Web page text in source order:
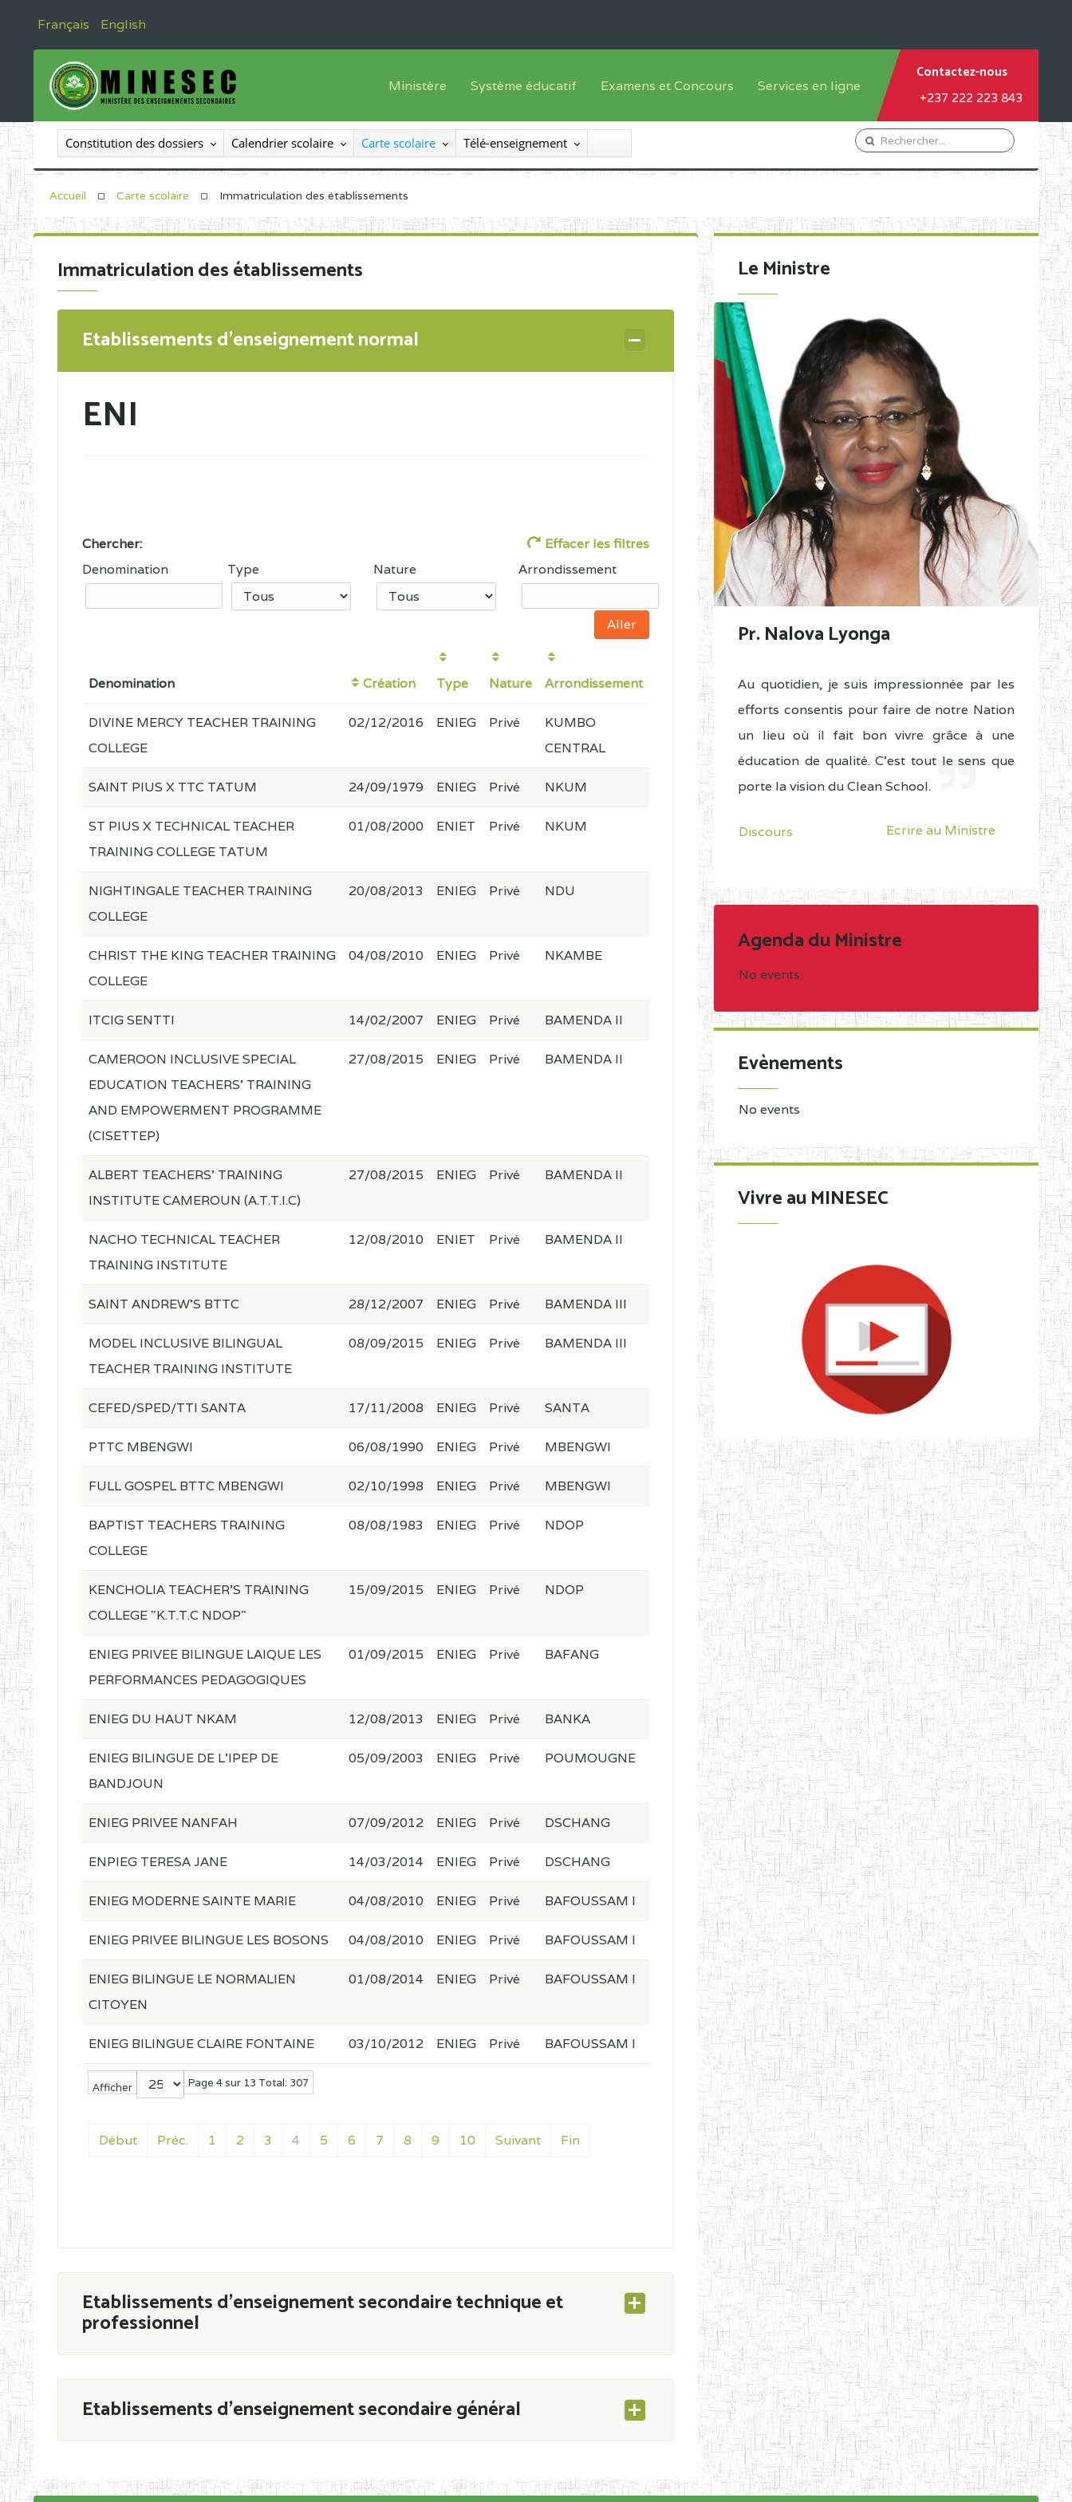
Français English
Ministère
Le Ministre
Le SEESEN
Inspection Générale des Enseignements
Organigramme
Système éducatif
Offre de formation
Sous système francophone
Progammes d'études
Examens et Concours
Inscriptions
Liste des candidats
Diplômes disponibles
Services en ligne
Orientation Conseil
Gestion du Personnel
Demande de subvention
Contactez-nous
+237 222 223 843
Constitution des dossiers Calendrier scolaire Carte scolaire Télé-enseignement
Accueil Carte scolaire Immatriculation des établissements
Immatriculation des établissements
Etablissements d'enseignement normal
ENI
Chercher:
Effacer les filtres
Denomination
Type Nature Arrondissement
Denomination Création Type Nature Arrondissement
Afficher Page 4 sur 13 Total: 307
Début Préc. 1 2 3 4 5 6 7 8 9 10 Suivant Fin
DIVINE MERCY TEACHER TRAINING
COLLEGE
02/12/2016 ENIEG Privé
KUMBO
CENTRAL
SAINT PIUS X TTC TATUM 24/09/1979 ENIEG Privé NKUM
ST PIUS X TECHNICAL TEACHER
TRAINING COLLEGE TATUM
01/08/2000 ENIET Privé NKUM
NIGHTINGALE TEACHER TRAINING
COLLEGE
20/08/2013 ENIEG Privé NDU
CHRIST THE KING TEACHER TRAINING
COLLEGE
04/08/2010 ENIEG Privé NKAMBE
ITCIG SENTTI 14/02/2007 ENIEG Privé BAMENDA II
CAMEROON INCLUSIVE SPECIAL
EDUCATION TEACHERS' TRAINING
AND EMPOWERMENT PROGRAMME
(CISETTEP)
27/08/2015 ENIEG Privé BAMENDA II
ALBERT TEACHERS' TRAINING
INSTITUTE CAMEROUN (A.T.T.I.C)
27/08/2015 ENIEG Privé BAMENDA II
NACHO TECHNICAL TEACHER
TRAINING INSTITUTE
12/08/2010 ENIET Privé BAMENDA II
SAINT ANDREW'S BTTC 28/12/2007 ENIEG Privé BAMENDA III
MODEL INCLUSIVE BILINGUAL
TEACHER TRAINING INSTITUTE
08/09/2015 ENIEG Privé BAMENDA III
CEFED/SPED/TTI SANTA 17/11/2008 ENIEG Privé SANTA
PTTC MBENGWI 06/08/1990 ENIEG Privé MBENGWI
FULL GOSPEL BTTC MBENGWI 02/10/1998 ENIEG Privé MBENGWI
BAPTIST TEACHERS TRAINING
COLLEGE
08/08/1983 ENIEG Privé NDOP
KENCHOLIA TEACHER'S TRAINING
COLLEGE "K.T.T.C NDOP"
15/09/2015 ENIEG Privé NDOP
ENIEG PRIVEE BILINGUE LAIQUE LES
PERFORMANCES PEDAGOGIQUES
01/09/2015 ENIEG Privé BAFANG
ENIEG DU HAUT NKAM 12/08/2013 ENIEG Privé BANKA
ENIEG BILINGUE DE L'IPEP DE
BANDJOUN
05/09/2003 ENIEG Privé POUMOUGNE
ENIEG PRIVEE NANFAH 07/09/2012 ENIEG Privé DSCHANG
ENPIEG TERESA JANE 14/03/2014 ENIEG Privé DSCHANG
ENIEG MODERNE SAINTE MARIE 04/08/2010 ENIEG Privé BAFOUSSAM I
ENIEG PRIVEE BILINGUE LES BOSONS 04/08/2010 ENIEG Privé BAFOUSSAM I
ENIEG BILINGUE LE NORMALIEN
CITOYEN
01/08/2014 ENIEG Privé BAFOUSSAM I
ENIEG BILINGUE CLAIRE FONTAINE 03/10/2012 ENIEG Privé BAFOUSSAM I
Etablissements d'enseignement secondaire technique et
professionnel
ESTP
Etablissements d'enseignement secondaire général
En application de la Décision N°90/11/MINESEC/CAB du 21 mars 2011 portant ouverture
Le Ministre
Pr. Nalova Lyonga
Au quotidien, je suis impressionnée par les
efforts consentis pour faire de notre Nation
un lieu où il fait bon vivre grâce à une
éducation de qualité. C'est tout le sens que
porte la vision du Clean School.
Discours Ecrire au Ministre
Agenda du Ministre
No events
Evènements
No events
Vivre au MINESEC